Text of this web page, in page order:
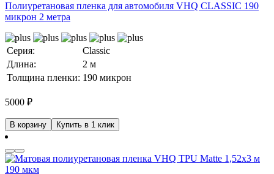
Полиуретановая пленка для автомобиля VHQ CLASSIC 190
микрон 2 метра
Серия:
Classic
Длина:
2 м
Толщина пленки: 190 микрон
5000 ₽
В корзину Купить в 1 клик